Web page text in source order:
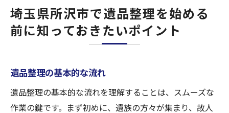
整理開始前に知っておくと便利な地域情報
環境に配慮した廃棄方法の選択
な整理方法
専門家による遺品の分類と評価
感情的な負担を軽減するプロのサポート
埼玉県所沢市で遺品整理を始める
前に知っておきたいポイント
遺品整理の基本的な流れ
遺品整理の基本的な流れを理解することは、スムーズな
作業の鍵です。まず初めに、遺族の方々が集まり、故人